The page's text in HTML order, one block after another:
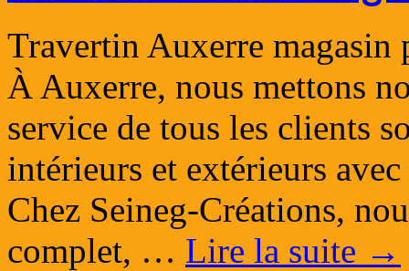
Travertin Auxerre magasin
À Auxerre, nous mettons
service de tous les clients
intérieurs et extérieurs
Chez Seineg-Créations,
complet, … Lire la suite →